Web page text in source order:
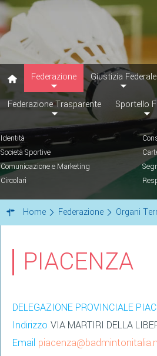
Federazione Giustizia Federale
Federazione Trasparente Sportello
Identità
Società Sportive
Comunicazione e Marketing
Circolari
Home Federazione Organi
PIACENZA
DELEGAZIONE PROVINCIALE
Indirizzo VIA MARTIRI DELLA
Email